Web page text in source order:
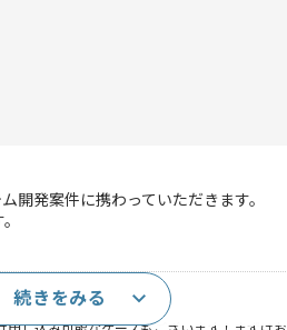
開発案件に携わっていただきます。
続きをみる